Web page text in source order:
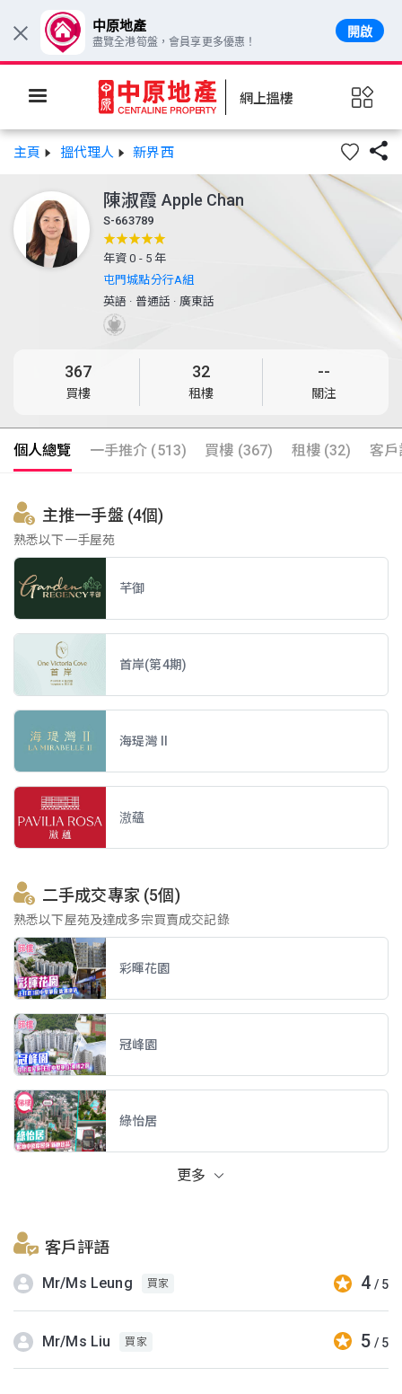
網上搵樓
主頁 搵代理人 新界西 
陳淑霞 Apple Chan
S-663789
年資 0 - 5 年
屯門城點分行A組
英語 · 普通話 · 廣東話
367
買樓
32
租樓
--
關注
個人總覽 一手推介 (513) 買樓 (367) 租樓 (32) 客
主推一手盤 (4個)
熟悉以下一手屋苑
芊御
首岸(第4期)
海瑅灣 II
滶蘊
二手成交專家 (5個)
熟悉以下屋苑及達成多宗買賣成交記錄
彩暉花園
冠峰園
綠怡居
更多
客戶評語
Mr/Ms Leung 買家 4 / 5
Mr/Ms Liu 買家 5 / 5
× 中原地產
盡覽全港筍盤，會員享更多優惠！
開啟